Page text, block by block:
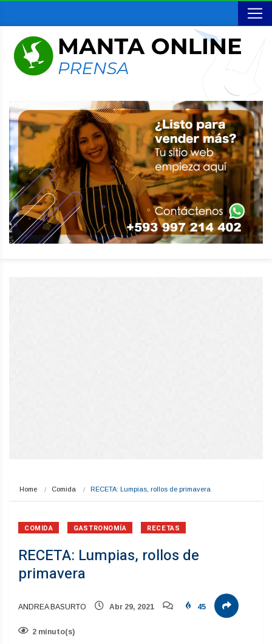
Home Comida RECETA: Lumpias, rollos de primavera
COMIDA GASTRONOMÍA RECETAS
RECETA: Lumpias, rollos de
primavera
ANDREA BASURTO Abr 29, 2021 45
2 minuto(s)